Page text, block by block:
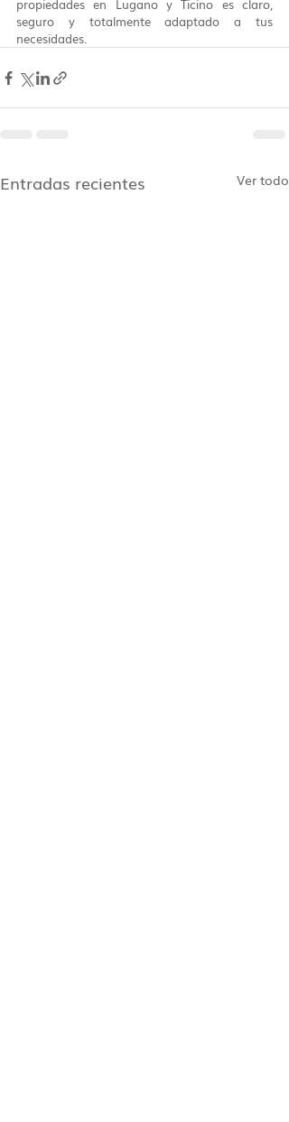
propiedades en Lugano y Ticino es claro,
seguro y totalmente adaptado a tus
necesidades.
Entradas recientes Ver todo